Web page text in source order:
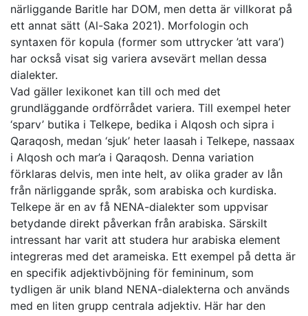
närliggande Baritle har DOM, men detta är villkorat på
ett annat sätt (Al-Saka 2021). Morfologin och
syntaxen för kopula (former som uttrycker ’att vara’)
har också visat sig variera avsevärt mellan dessa
dialekter.
Vad gäller lexikonet kan till och med det
grundläggande ordförrådet variera. Till exempel heter
‘sparv’ butika i Telkepe, bedika i Alqosh och sipra i
Qaraqosh, medan ‘sjuk’ heter laasah i Telkepe, nassaax
i Alqosh och mar’a i Qaraqosh. Denna variation
förklaras delvis, men inte helt, av olika grader av lån
från närliggande språk, som arabiska och kurdiska.
Telkepe är en av få NENA-dialekter som uppvisar
betydande direkt påverkan från arabiska. Särskilt
intressant har varit att studera hur arabiska element
integreras med det arameiska. Ett exempel på detta är
en specifik adjektivböjning för femininum, som
tydligen är unik bland NENA-dialekterna och används
med en liten grupp centrala adjektiv. Här har den